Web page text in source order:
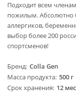
Подходит всем
пожилым. Абсолютно
аллергиков,
выбор более 200
спортсменов!
Бренд Colla Gen
Масса продукта 500 г
Срок хранения 12